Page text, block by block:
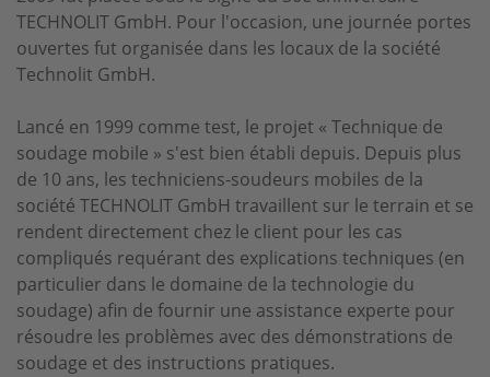
TECHNOLIT GmbH. Pour l'occasion, une journée portes
ouvertes fut organisée dans les locaux de la société
Technolit GmbH.
Lancé en 1999 comme test, le projet « Technique de
soudage mobile » s'est bien établi depuis. Depuis plus
de 10 ans, les techniciens-soudeurs mobiles de la
société TECHNOLIT GmbH travaillent sur le terrain et se
rendent directement chez le client pour les cas
compliqués requérant des explications techniques (en
particulier dans le domaine de la technologie du
soudage) afin de fournir une assistance experte pour
résoudre les problèmes avec des démonstrations de
soudage et des instructions pratiques.